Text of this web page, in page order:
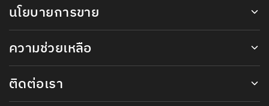
นโยบายการขาย
ความช่วยเหลือ
ติดต่อเรา